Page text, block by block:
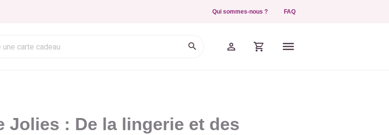
Qui sommes-nous ? FAQ
Jolies : De la lingerie et des